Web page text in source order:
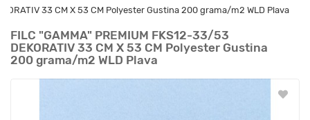
33 CM X 53 CM Polyester Gustina 200 grama/m2 WLD Plava
FILC "GAMMA" PREMIUM FKS12-33/53
DEKORATIV 33 CM X 53 CM Polyester Gustina
200 grama/m2 WLD Plava